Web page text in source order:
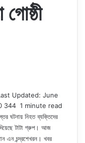
Updated: June
344 1 minute read
ঘটনায় নিহত ব্যক্তিদের
দিয়েছে টাটা গ্রুপ। আজ
এন চন্দ্রশেখরন। খবর